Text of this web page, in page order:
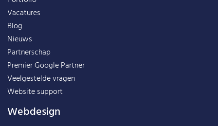
Vacatures
Blog
Nieuws
Partnerschap
Premier Google Partner
Veelgestelde vragen
Website support
Webdesign